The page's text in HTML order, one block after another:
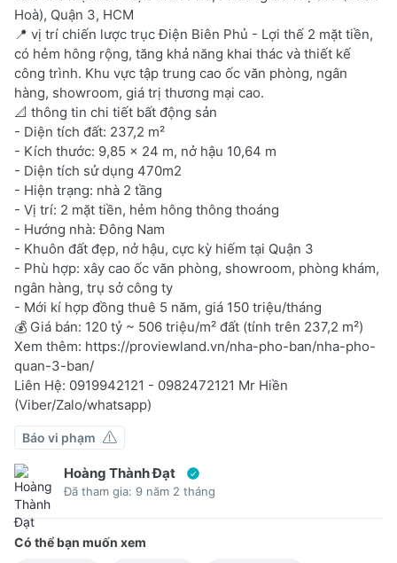
Hoà), Quận 3, HCM
📍 vị trí chiến lược trục Điện Biên Phủ - Lợi thế 2 mặt tiền,
có hẻm hông rộng, tăng khả năng khai thác và thiết kế
công trình. Khu vực tập trung cao ốc văn phòng, ngân
hàng, showroom, giá trị thương mại cao.
📐 thông tin chi tiết bất động sản
- Diện tích đất: 237,2 m²
- Kích thước: 9,85 x 24 m, nở hậu 10,64 m
- Diện tích sử dụng 470m2
- Hiện trạng: nhà 2 tầng
- Vị trí: 2 mặt tiền, hẻm hông thông thoáng
- Hướng nhà: Đông Nam
- Khuôn đất đẹp, nở hậu, cực kỳ hiếm tại Quận 3
- Phù hợp: xây cao ốc văn phòng, showroom, phòng khám,
ngân hàng, trụ sở công ty
- Mới kí hợp đồng thuê 5 năm, giá 150 triệu/tháng
💰 Giá bán: 120 tỷ ~ 506 triệu/m² đất (tính trên 237,2 m²)
Xem thêm: https://proviewland.vn/nha-pho-ban/nha-pho-
quan-3-ban/
Liên Hệ: 0919942121 - 0982472121 Mr Hiền
(Viber/Zalo/whatsapp)
Báo vi phạm
Hoàng Thành Đạt
Đã tham gia: 9 năm 2 tháng
Có thể bạn muốn xem